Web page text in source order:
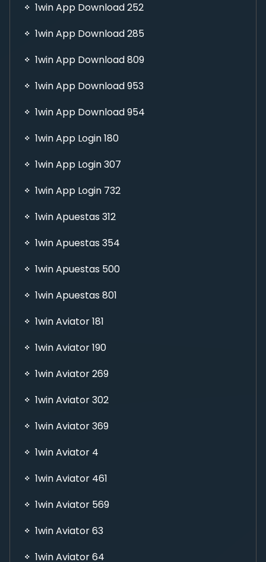
1win App Download 252
1win App Download 285
1win App Download 809
1win App Download 953
1win App Download 954
1win App Login 180
1win App Login 307
1win App Login 732
1win Apuestas 312
1win Apuestas 354
1win Apuestas 500
1win Apuestas 801
1win Aviator 181
1win Aviator 190
1win Aviator 269
1win Aviator 302
1win Aviator 369
1win Aviator 4
1win Aviator 461
1win Aviator 569
1win Aviator 63
1win Aviator 64